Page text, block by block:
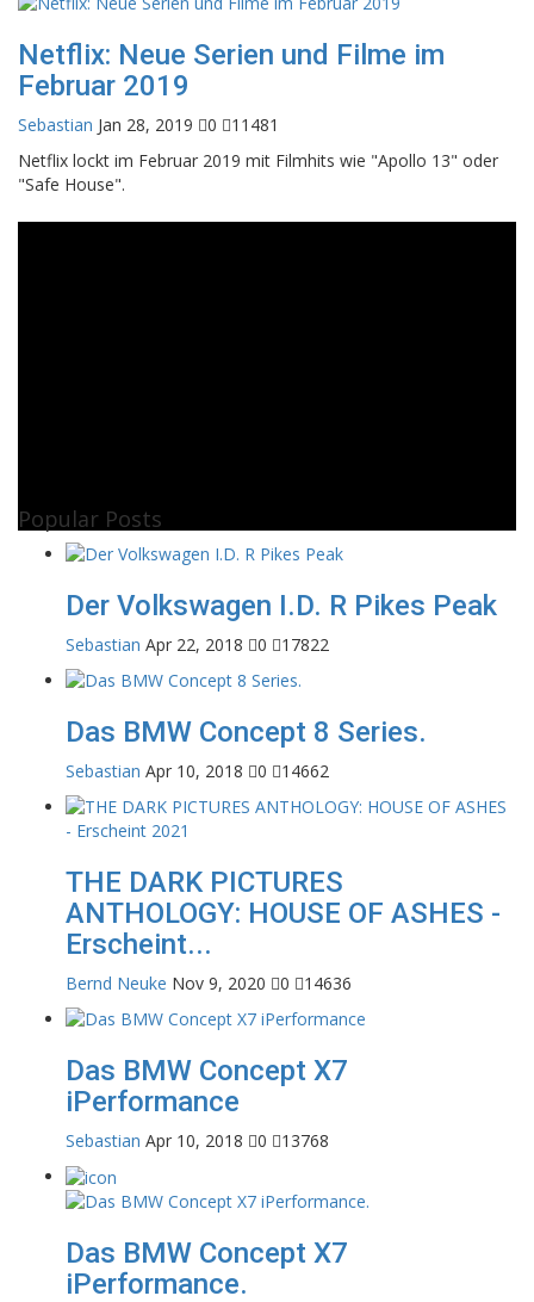
Netflix: Neue Serien und Filme im
Februar 2019
Sebastian Jan 28, 2019 0
11481
Netflix lockt im Februar 2019 mit Filmhits wie "Apollo 13" oder
"Safe House".
Popular Posts
Der Volkswagen I.D. R Pikes Peak
Sebastian Apr 22, 2018 0 17822
Das BMW Concept 8 Series.
Sebastian Apr 10, 2018 0 14662
THE DARK PICTURES
ANTHOLOGY: HOUSE OF ASHES -
Erscheint...
Bernd Neuke Nov 9, 2020 0 14636
Das BMW Concept X7
iPerformance
Sebastian Apr 10, 2018 0 13768
Das BMW Concept X7
iPerformance.